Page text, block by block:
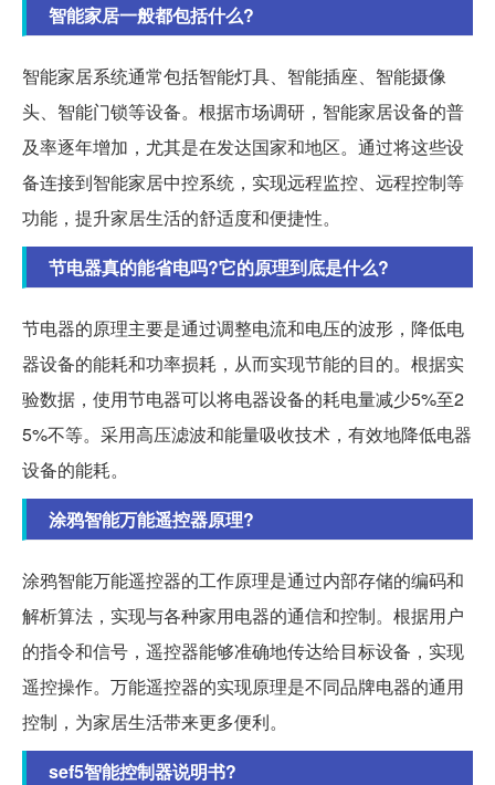
智能家居一般都包括什么?
智能家居系统通常包括智能灯具、智能插座、智能摄像
头、智能门锁等设备。根据市场调研，智能家居设备的普
及率逐年增加，尤其是在发达国家和地区。通过将这些设
备连接到智能家居中控系统，实现远程监控、远程控制等
功能，提升家居生活的舒适度和便捷性。
节电器真的能省电吗?它的原理到底是什么?
节电器的原理主要是通过调整电流和电压的波形，降低电
器设备的能耗和功率损耗，从而实现节能的目的。根据实
验数据，使用节电器可以将电器设备的耗电量减少5%至2
5%不等。采用高压滤波和能量吸收技术，有效地降低电器
设备的能耗。
涂鸦智能万能遥控器原理?
涂鸦智能万能遥控器的工作原理是通过内部存储的编码和
解析算法，实现与各种家用电器的通信和控制。根据用户
的指令和信号，遥控器能够准确地传达给目标设备，实现
遥控操作。万能遥控器的实现原理是不同品牌电器的通用
控制，为家居生活带来更多便利。
sef5智能控制器说明书?